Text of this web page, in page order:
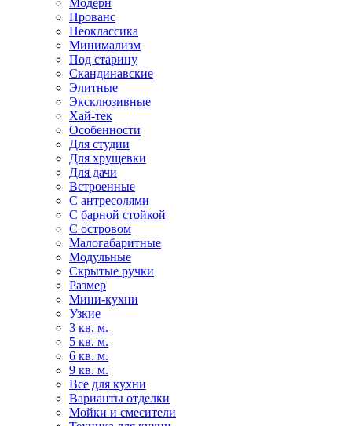
Модерн
Прованс
Неоклассика
Минимализм
Под старину
Скандинавские
Элитные
Эксклюзивные
Хай-тек
Особенности
Для студии
Для хрущевки
Для дачи
Встроенные
С антресолями
С барной стойкой
С островом
Малогабаритные
Модульные
Скрытые ручки
Размер
Мини-кухни
Узкие
3 кв. м.
5 кв. м.
6 кв. м.
9 кв. м.
Все для кухни
Варианты отделки
Мойки и смесители